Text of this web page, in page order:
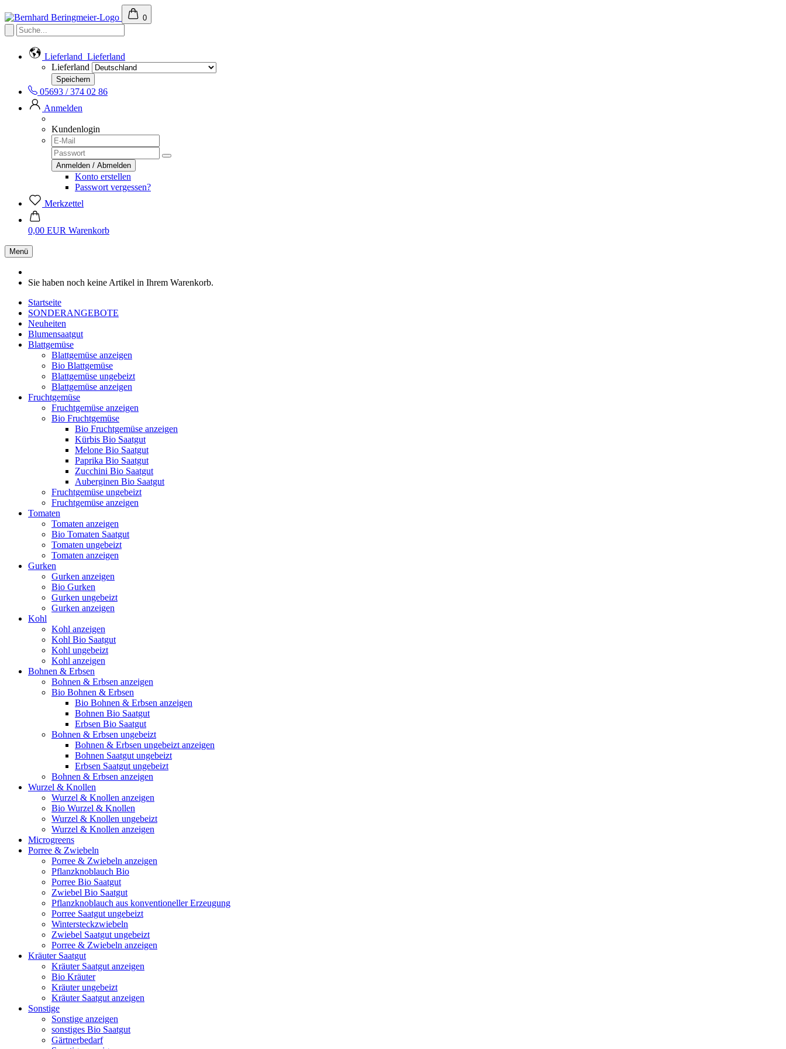
0
Lieferland Lieferland
Lieferland
05693 / 374 02 86
Anmelden
Kundenlogin
Konto erstellen
Passwort vergessen?
Merkzettel
0,00 EUR Warenkorb
Menü
Sie haben noch keine Artikel in Ihrem Warenkorb.
Startseite
SONDERANGEBOTE
Neuheiten
Blumensaatgut
Blattgemüse
Blattgemüse anzeigen
Bio Blattgemüse
Blattgemüse ungebeizt
Blattgemüse anzeigen
Fruchtgemüse
Fruchtgemüse anzeigen
Bio Fruchtgemüse
Bio Fruchtgemüse anzeigen
Kürbis Bio Saatgut
Melone Bio Saatgut
Paprika Bio Saatgut
Zucchini Bio Saatgut
Auberginen Bio Saatgut
Fruchtgemüse ungebeizt
Fruchtgemüse anzeigen
Tomaten
Tomaten anzeigen
Bio Tomaten Saatgut
Tomaten ungebeizt
Tomaten anzeigen
Gurken
Gurken anzeigen
Bio Gurken
Gurken ungebeizt
Gurken anzeigen
Kohl
Kohl anzeigen
Kohl Bio Saatgut
Kohl ungebeizt
Kohl anzeigen
Bohnen & Erbsen
Bohnen & Erbsen anzeigen
Bio Bohnen & Erbsen
Bio Bohnen & Erbsen anzeigen
Bohnen Bio Saatgut
Erbsen Bio Saatgut
Bohnen & Erbsen ungebeizt
Bohnen & Erbsen ungebeizt anzeigen
Bohnen Saatgut ungebeizt
Erbsen Saatgut ungebeizt
Bohnen & Erbsen anzeigen
Wurzel & Knollen
Wurzel & Knollen anzeigen
Bio Wurzel & Knollen
Wurzel & Knollen ungebeizt
Wurzel & Knollen anzeigen
Microgreens
Porree & Zwiebeln
Porree & Zwiebeln anzeigen
Pflanzknoblauch Bio
Porree Bio Saatgut
Zwiebel Bio Saatgut
Pflanzknoblauch aus konventioneller Erzeugung
Porree Saatgut ungebeizt
Wintersteckzwiebeln
Zwiebel Saatgut ungebeizt
Porree & Zwiebeln anzeigen
Kräuter Saatgut
Kräuter Saatgut anzeigen
Bio Kräuter
Kräuter ungebeizt
Kräuter Saatgut anzeigen
Sonstige
Sonstige anzeigen
sonstiges Bio Saatgut
Gärtnerbedarf